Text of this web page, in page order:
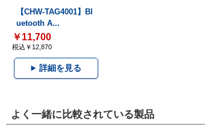
【CHW-TAG4001】Bl
uetooth A...
￥11,700
税込￥12,870
詳細を見る
よく一緒に比較されている製品